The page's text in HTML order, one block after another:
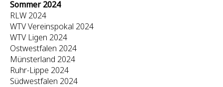
Sommer 2024
RLW 2024
WTV Vereinspokal 2024
WTV Ligen 2024
Ostwestfalen 2024
Münsterland 2024
Ruhr-Lippe 2024
Südwestfalen 2024